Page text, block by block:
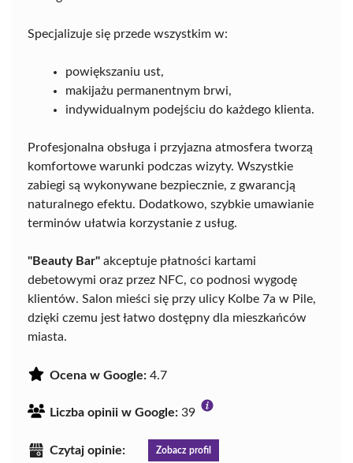
Specjalizuje się przede wszystkim w:
powiększaniu ust,
makijażu permanentnym brwi,
indywidualnym podejściu do każdego klienta.
Profesjonalna obsługa i przyjazna atmosfera tworzą
komfortowe warunki podczas wizyty. Wszystkie
zabiegi są wykonywane bezpiecznie, z gwarancją
naturalnego efektu. Dodatkowo, szybkie umawianie
terminów ułatwia korzystanie z usług.
"Beauty Bar" akceptuje płatności kartami
debetowymi oraz przez NFC, co podnosi wygodę
klientów. Salon mieści się przy ulicy Kolbe 7a w Pile,
dzięki czemu jest łatwo dostępny dla mieszkańców
miasta.
Ocena w Google: 4.7
Liczba opinii w Google: 39
Czytaj opinie: Zobacz profil